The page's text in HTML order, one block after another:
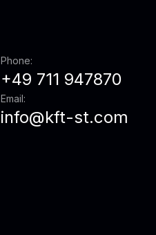
Phone:
+49 711 947870
Email:
info@kft-st.com